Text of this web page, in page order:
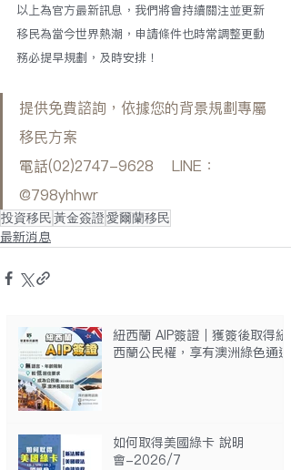
以上為官方最新訊息，我們將會持續關注並更新
移民為當今世界熱潮，申請條件也時常調整更動
務必提早規劃，及時安排！
提供免費諮詢，依據您的背景規劃專屬
移民方案
電話(02)2747-9628    LINE：
@798yhhwr
投資移民黃金簽證愛爾蘭移民
最新消息
紐西蘭 AIP簽證｜獲簽後取得紐
西蘭公民權，享有澳洲綠色通道
如何取得美國綠卡 說明
會-2026/7